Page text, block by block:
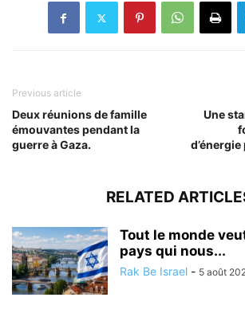
Previous article
Deux réunions de famille
émouvantes pendant la
guerre à Gaza.
Une
RELATED
Tout le monde
pays qui nous...
Rak Be Israel - 5 août